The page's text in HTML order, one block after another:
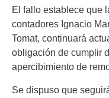
El fallo establece que
contadores Ignacio
Tomat, continuará
obligación de cumplir
apercibimiento de
Se dispuso que